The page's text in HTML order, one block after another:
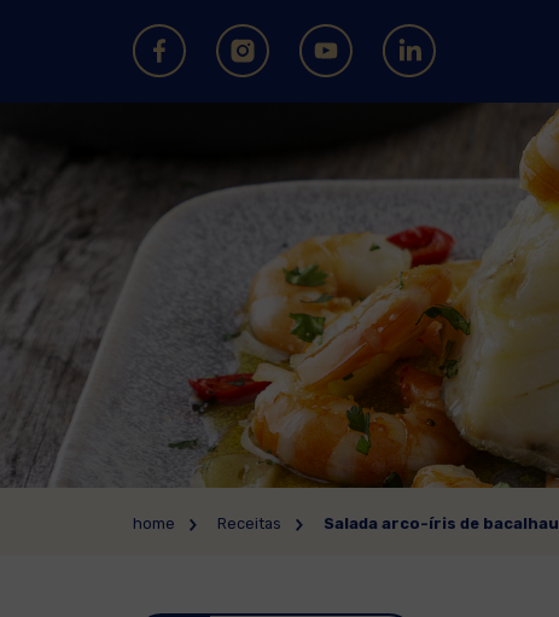
home Receitas Salada arco-íris de bacalhau